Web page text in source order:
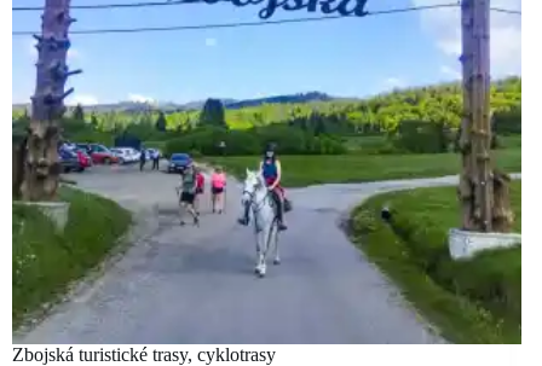
Zbojská turistické trasy, cyklotrasy